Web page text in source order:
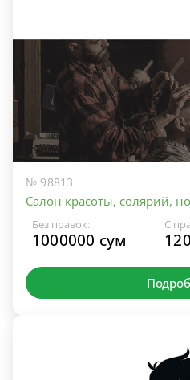
№ 98813
Салон красоты, солярий,
Без правок:
1000000 сум
С